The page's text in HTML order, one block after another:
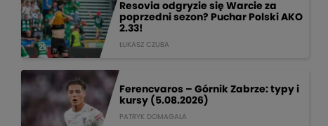
Resovia odgryzie się Warcie za
poprzedni sezon? Puchar Polski AKO
2.33!
ŁUKASZ CZUBA
Ferencvaros – Górnik Zabrze: typy i
kursy (5.08.2026)
PATRYK DOMAGALA